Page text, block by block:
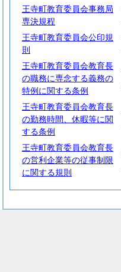
王寺町教育委員会事務局
専決規程
王寺町教育委員会公印規
則
王寺町教育委員会教育長
の職務に専念する義務の
特例に関する条例
王寺町教育委員会教育長
の勤務時間、休暇等に関
する条例
王寺町教育委員会教育長
の営利企業等の従事制限
に関する規則